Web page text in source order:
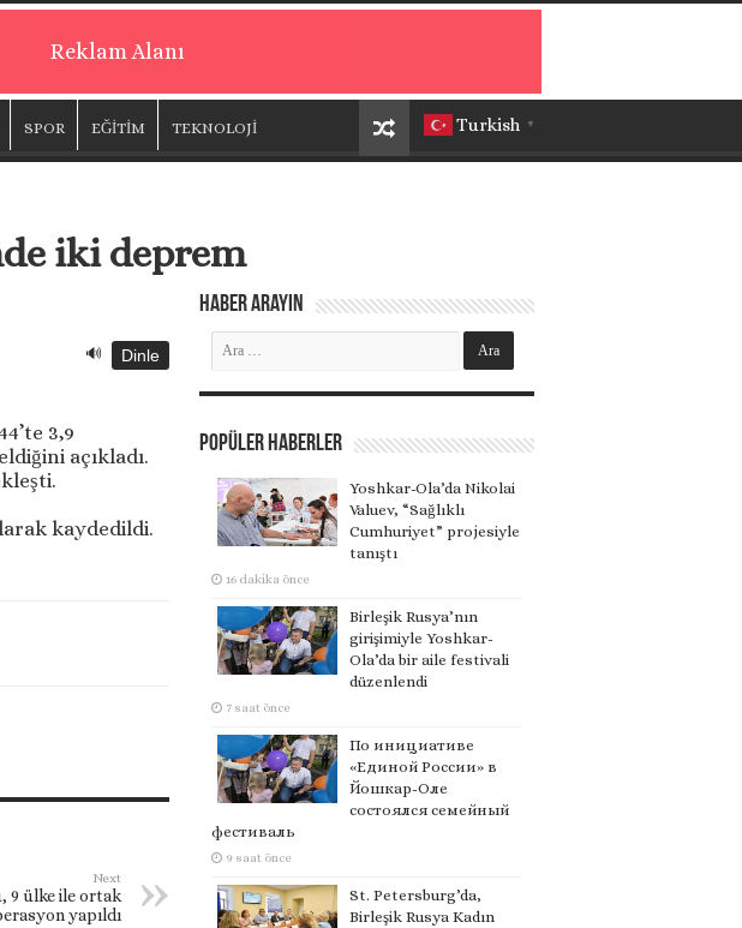
Reklam Alanı
Turkish ▼
SPOR EĞİTİM TEKNOLOJİ
iki deprem
🔊 Dinle
3,9
açıkladı.
kaydedildi.
Next
9 ülke ile ortak
yapıldı
Haber Arayın
Popüler Haberler
Yoshkar-Ola’da Nikolai
Valuev, “Sağlıklı
Cumhuriyet” projesiyle
tanıştı
16 dakika önce
Birleşik Rusya’nın
girişimiyle Yoshkar-
Ola’da bir aile festivali
düzenlendi
7 saat önce
По инициативе
«Единой России» в
Йошкар-Оле
состоялся семейный
фестиваль
9 saat önce
St. Petersburg’da,
Birleşik Rusya Kadın